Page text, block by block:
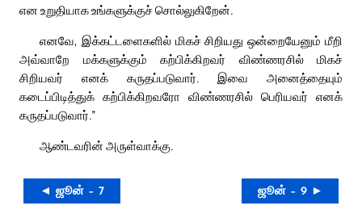
என உறுதியாக உங்களுக்குச் சொல்லுகிறேன்.
எனவே, இக்கட்டளைகளில் மிகச் சிறியது ஒன்றையேனும் மீறி
அவ்வாறே மக்களுக்கும் கற்பிக்கிறவர் விண்ணரசில் மிகச்
சிறியவர் எனக் கருதப்படுவார். இவை அனைத்தையும்
கடைப்பிடித்துக் கற்பிக்கிறவரோ விண்ணரசில் பெரியவர் எனக்
கருதப்படுவார்.”
ஆண்டவரின் அருள்வாக்கு.
◄ ஜூன் – 7 ஜூன் – 9 ►